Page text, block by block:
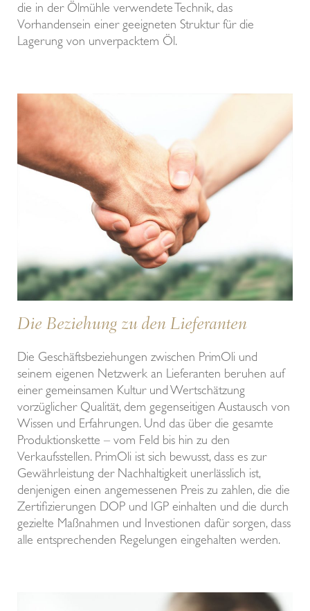
die in der Ölmühle verwendete Technik, das
Vorhandensein einer geeigneten Struktur für die
Lagerung von unverpacktem Öl.
Die Beziehung zu den Lieferanten
Die Geschäftsbeziehungen zwischen PrimOli und
seinem eigenen Netzwerk an Lieferanten beruhen auf
einer gemeinsamen Kultur und Wertschätzung
vorzüglicher Qualität, dem gegenseitigen Austausch von
Wissen und Erfahrungen. Und das über die gesamte
Produktionskette – vom Feld bis hin zu den
Verkaufsstellen. PrimOli ist sich bewusst, dass es zur
Gewährleistung der Nachhaltigkeit unerlässlich ist,
denjenigen einen angemessenen Preis zu zahlen, die die
Zertifizierungen DOP und IGP einhalten und die durch
gezielte Maßnahmen und Investionen dafür sorgen, dass
alle entsprechenden Regelungen eingehalten werden.